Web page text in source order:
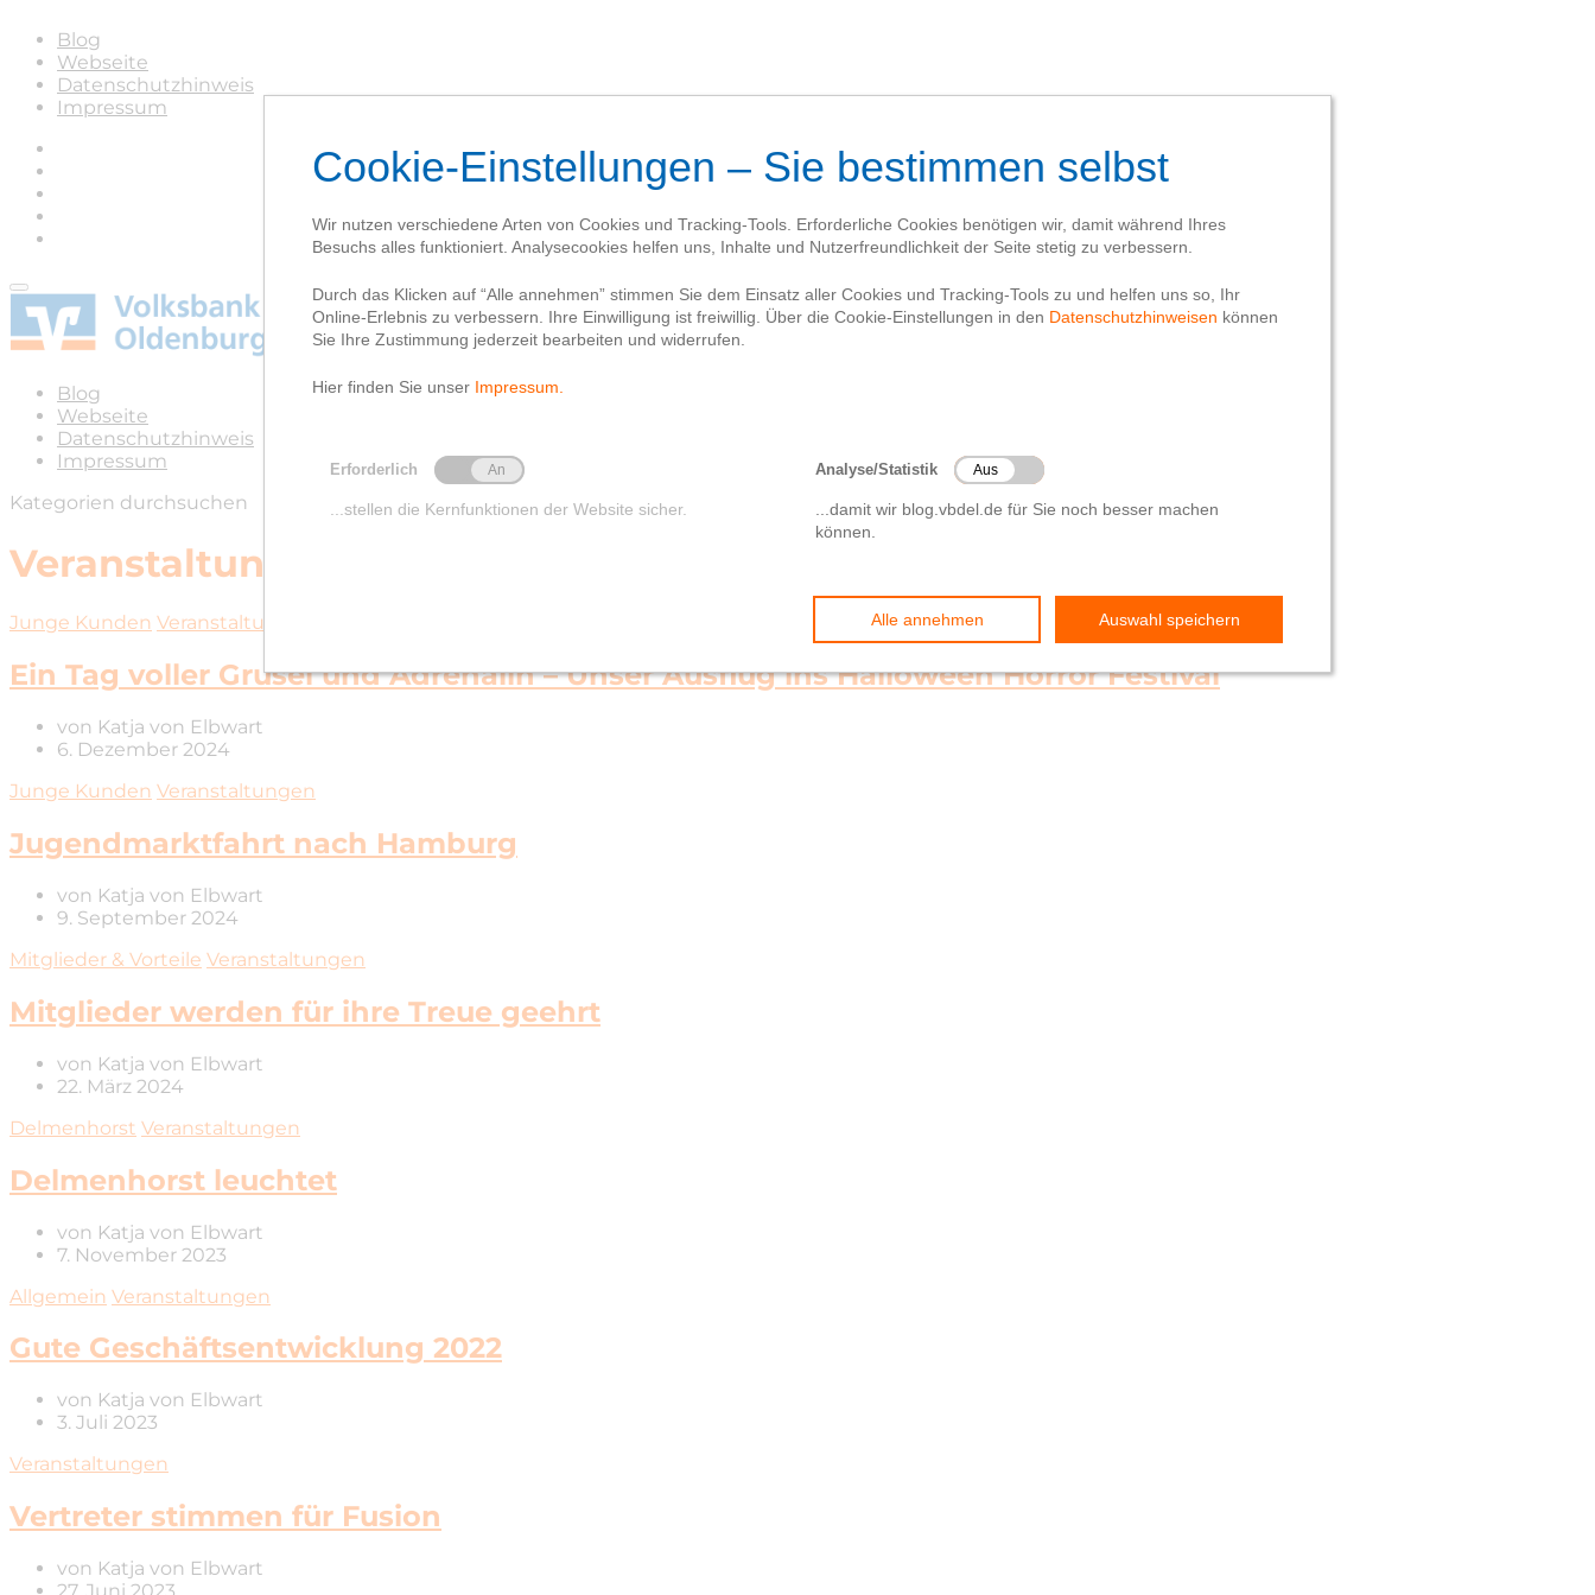
Blog
Webseite
Datenschutzhinweis
Impressum
Blog
Webseite
Datenschutzhinweis
Impressum
Kategorien durchsuchen
Veranstaltungen
Junge Kunden Veranstaltungen
Ein Tag voller Grusel und Adrenalin – Unser Ausflug ins Halloween Horror Festival
von Katja von Elbwart
6. Dezember 2024
Junge Kunden Veranstaltungen
Jugendmarktfahrt nach Hamburg
von Katja von Elbwart
9. September 2024
Mitglieder & Vorteile Veranstaltungen
Mitglieder werden für ihre Treue geehrt
von Katja von Elbwart
22. März 2024
Delmenhorst Veranstaltungen
Delmenhorst leuchtet
von Katja von Elbwart
7. November 2023
Allgemein Veranstaltungen
Gute Geschäftsentwicklung 2022
von Katja von Elbwart
3. Juli 2023
Veranstaltungen
Vertreter stimmen für Fusion
von Katja von Elbwart